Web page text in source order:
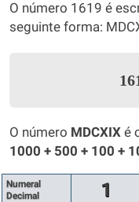
O número 1619 é
seguinte forma:
O número MDCXIX é
1000 + 500 + 100 +
Numeral
Decimal
1